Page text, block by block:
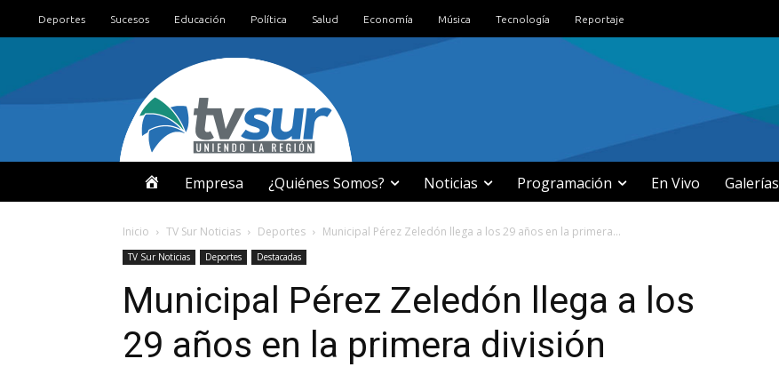
Deportes Sucesos Educación Política Salud Economía Música Tecnología Reportaje
N
I
C
I
Empresa ¿Quiénes Somos? Noticias Programación En Vivo Galerías
Inicio TV Sur Noticias Deportes Municipal Pérez Zeledón llega a los 29 años en la primera...
TV Sur Noticias Deportes Destacadas
Municipal Pérez Zeledón llega a los
29 años en la primera división